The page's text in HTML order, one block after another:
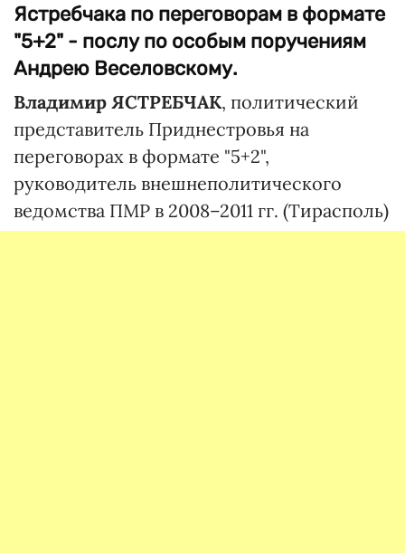
Ястребчака по переговорам в формате
"5+2" - послу по особым поручениям
Андрею Веселовскому.
Владимир ЯСТРЕБЧАК, политический
представитель Приднестровья на
переговорах в формате "5+2",
руководитель внешнеполитического
ведомства ПМР в 2008–2011 гг. (Тирасполь)